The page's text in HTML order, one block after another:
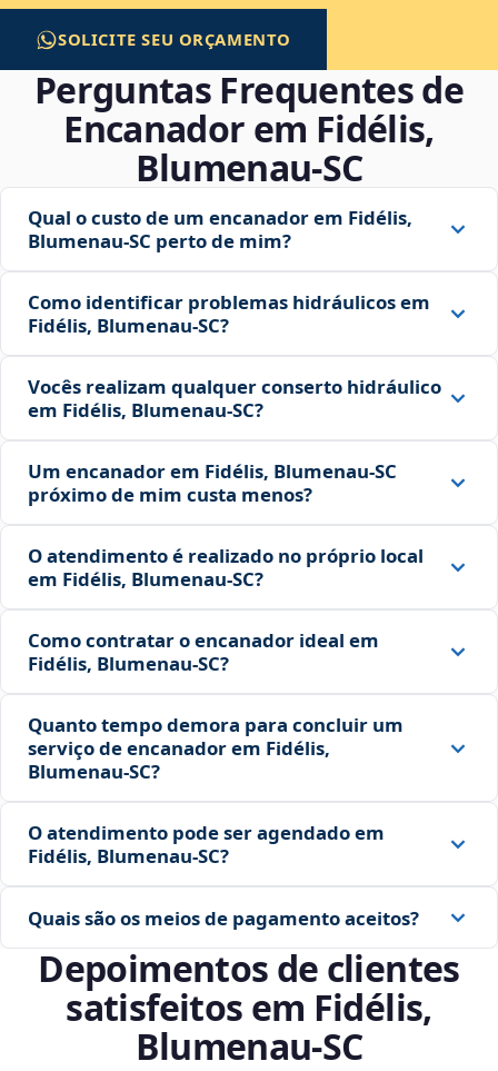
SOLICITE SEU ORÇAMENTO
Perguntas Frequentes de
Encanador em Fidélis,
Blumenau‑SC
Qual o custo de um encanador em Fidélis,
Blumenau‑SC perto de mim?
Como identificar problemas hidráulicos em
Fidélis, Blumenau‑SC?
Vocês realizam qualquer conserto hidráulico
em Fidélis, Blumenau‑SC?
Um encanador em Fidélis, Blumenau‑SC
próximo de mim custa menos?
O atendimento é realizado no próprio local
em Fidélis, Blumenau‑SC?
Como contratar o encanador ideal em
Fidélis, Blumenau‑SC?
Quanto tempo demora para concluir um
serviço de encanador em Fidélis,
Blumenau‑SC?
O atendimento pode ser agendado em
Fidélis, Blumenau‑SC?
Quais são os meios de pagamento aceitos?
Depoimentos de clientes
satisfeitos em Fidélis,
Blumenau‑SC